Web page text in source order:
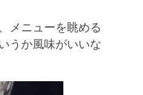
メニューを眺める
うか風味がいいな